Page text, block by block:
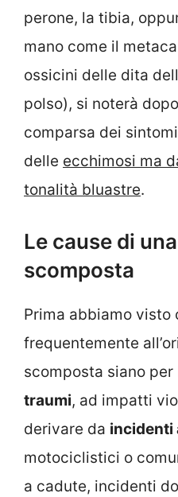
perone, la tibia,
mano come il
ossicini delle dita
polso), si noterà
comparsa dei
delle ecchimosi ma
tonalità bluastre.
Le cause di
scomposta
Prima abbiamo visto
frequentemente
scomposta siano
traumi, ad impatti
derivare da incidenti
motociclistici o
a cadute, incidenti